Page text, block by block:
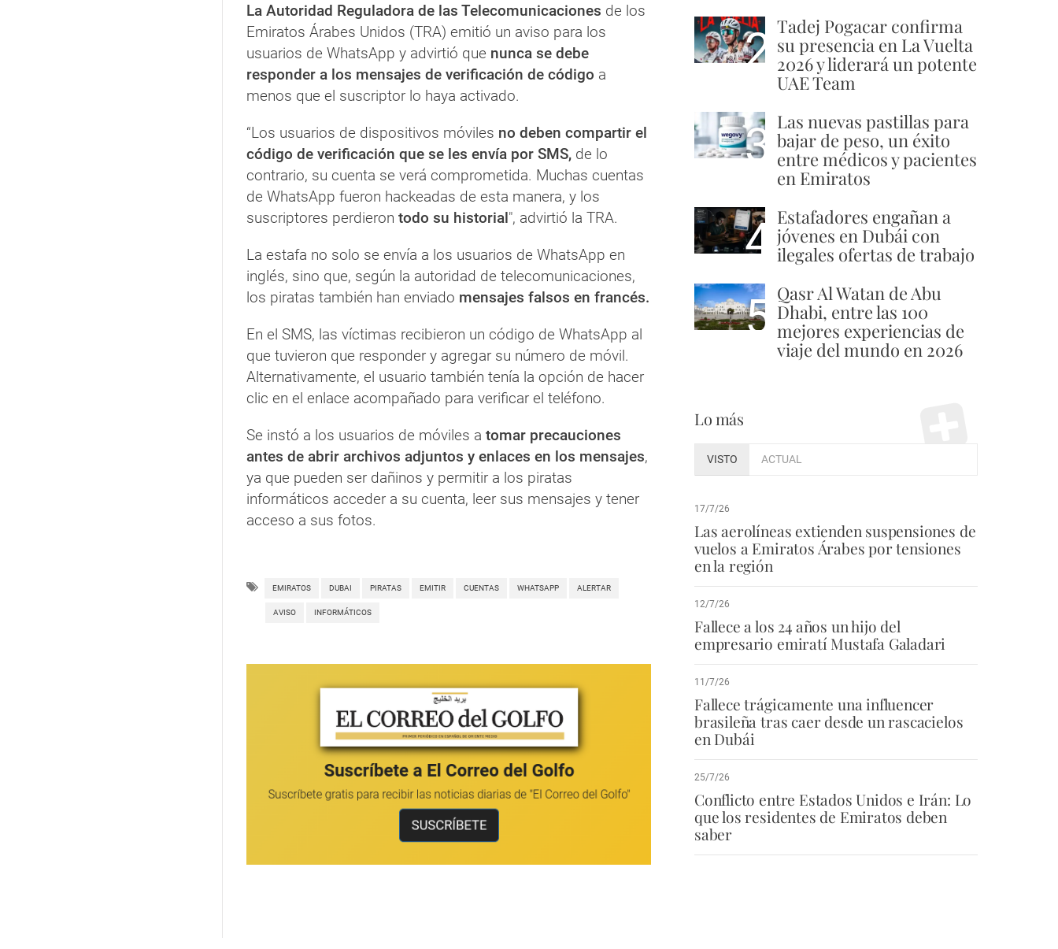
La Autoridad Reguladora de las Telecomunicaciones de los
Emiratos Árabes Unidos (TRA) emitió un aviso para los
usuarios de WhatsApp y advirtió que nunca se debe
responder a los mensajes de verificación de código a
menos que el suscriptor lo haya activado.
“Los usuarios de dispositivos móviles no deben compartir el
código de verificación que se les envía por SMS, de lo
contrario, su cuenta se verá comprometida. Muchas cuentas
de WhatsApp fueron hackeadas de esta manera, y los
suscriptores perdieron todo su historial", advirtió la TRA.
La estafa no solo se envía a los usuarios de WhatsApp en
inglés, sino que, según la autoridad de telecomunicaciones,
los piratas también han enviado mensajes falsos en francés.
En el SMS, las víctimas recibieron un código de WhatsApp al
que tuvieron que responder y agregar su número de móvil.
Alternativamente, el usuario también tenía la opción de hacer
clic en el enlace acompañado para verificar el teléfono.
Se instó a los usuarios de móviles a tomar precauciones
antes de abrir archivos adjuntos y enlaces en los mensajes,
ya que pueden ser dañinos y permitir a los piratas
informáticos acceder a su cuenta, leer sus mensajes y tener
acceso a sus fotos.
EMIRATOS DUBAI PIRATAS EMITIR CUENTAS WHATSAPP ALERTAR
AVISO INFORMÁTICOS
2 Tadej Pogacar confirma
su presencia en La Vuelta
2026 y liderará un potente
UAE Team
3 Las nuevas pastillas para
bajar de peso, un éxito
entre médicos y pacientes
en Emiratos
4 Estafadores engañan a
jóvenes en Dubái con
ilegales ofertas de trabajo
5 Qasr Al Watan de Abu
Dhabi, entre las 100
mejores experiencias de
viaje del mundo en 2026
Lo más
VISTO ACTUAL
17/7/26
Las aerolíneas extienden suspensiones de
vuelos a Emiratos Árabes por tensiones
en la región
12/7/26
Fallece a los 24 años un hijo del
empresario emiratí Mustafa Galadari
11/7/26
Fallece trágicamente una influencer
brasileña tras caer desde un rascacielos
en Dubái
25/7/26
Conflicto entre Estados Unidos e Irán: Lo
que los residentes de Emiratos deben
saber